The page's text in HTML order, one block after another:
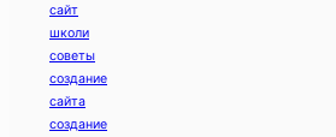
сайт
школи
советы
создание
сайта
создание